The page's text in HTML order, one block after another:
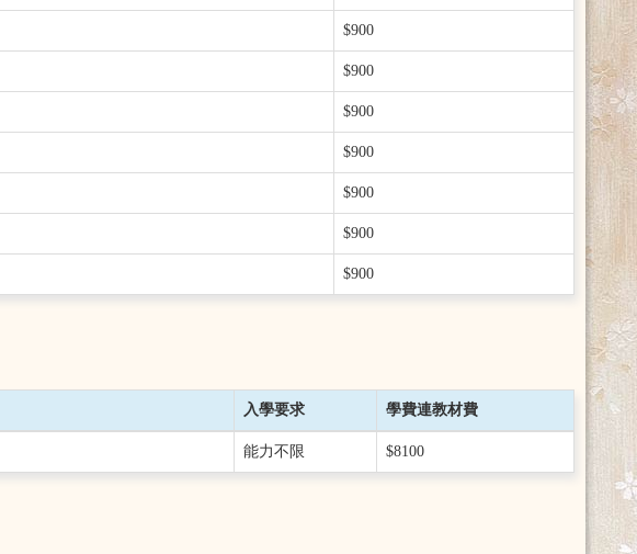
$900
$900
$900
$900
$900
$900
$900
入學要求 學費連教材費
能力不限 $8100